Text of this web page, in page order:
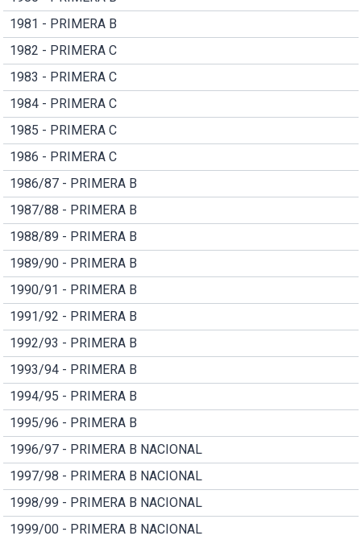
1981 - PRIMERA B
1982 - PRIMERA C
1983 - PRIMERA C
1984 - PRIMERA C
1985 - PRIMERA C
1986 - PRIMERA C
1986/87 - PRIMERA B
1987/88 - PRIMERA B
1988/89 - PRIMERA B
1989/90 - PRIMERA B
1990/91 - PRIMERA B
1991/92 - PRIMERA B
1992/93 - PRIMERA B
1993/94 - PRIMERA B
1994/95 - PRIMERA B
1995/96 - PRIMERA B
1996/97 - PRIMERA B NACIONAL
1997/98 - PRIMERA B NACIONAL
1998/99 - PRIMERA B NACIONAL
1999/00 - PRIMERA B NACIONAL